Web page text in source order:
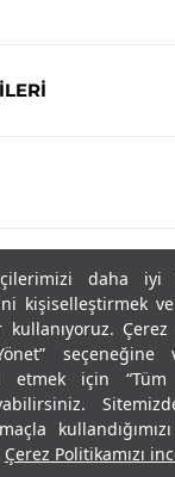
daha iyi
kişiselleştirmek
Çerez
etmek için
kullandığımızı
Çerez Politikamızı
IN-FORMAL
SOSYAL MEDYA